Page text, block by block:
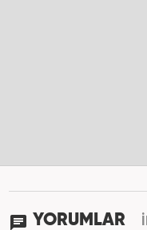
YORUMLAR